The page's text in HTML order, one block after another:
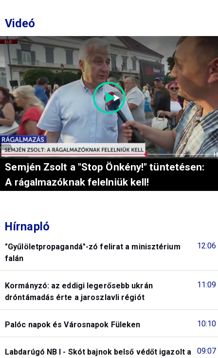
Videó
Semjén Zsolt a "Stop Önkény!" tüntetésen:
A rágalmazóknak felelniük kell!
Hírnapló
12:06
"Gyűlöletpropagandá"-zó felirat a minisztérium
falán
11:09
Kormányzó: az eddigi legerősebb ukrán
dróntámadás érte a jaroszlavli régiót
10:10
Palóc napok és Városnapok Füleken
09:07
Labdarúgó NB I - Skót bajnok belső védőt igazolt a